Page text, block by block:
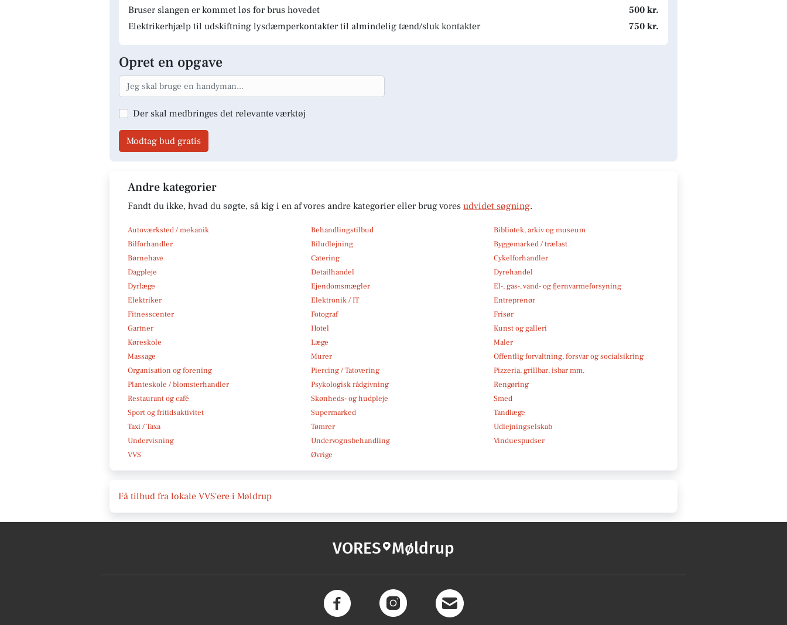
Bruser slangen er kommet løs for brus hovedet
500 kr.
Elektrikerhjælp til udskiftning lysdæmperkontakter til almindelig tænd/sluk kontakter
750 kr.
Opret en opgave
Der skal medbringes det relevante værktøj
Modtag bud gratis
Andre kategorier
Fandt du ikke, hvad du søgte, så kig i en af vores andre kategorier eller brug vores udvidet søgning.
Autoværksted / mekanik Behandlingstilbud
Bibliotek, arkiv og museum
Bilforhandler
Biludlejning
Byggemarked / trælast
Børnehave
Catering
Cykelforhandler
Dagpleje
Detailhandel
Dyrehandel
Dyrlæge
Ejendomsmægler
El-, gas-, vand- og fjernvarmeforsyning
Elektriker
Elektronik / IT
Entreprenør
Fitnesscenter
Fotograf
Frisør
Gartner
Hotel
Kunst og galleri
Køreskole
Læge
Maler
Massage
Murer
Offentlig forvaltning, forsvar og socialsikring
Organisation og forening
Piercing / Tatovering
Pizzeria, grillbar, isbar mm.
Planteskole / blomsterhandler
Psykologisk rådgivning
Rengøring
Restaurant og café
Skønheds- og hudpleje
Smed
Sport og fritidsaktivitet
Supermarked
Tandlæge
Taxi / Taxa
Tømrer
Udlejningselskab
Undervisning
Undervognsbehandling
Vinduespudser
VVS
Øvrige
Få tilbud fra lokale VVS'ere i Møldrup
VORES Møldrup